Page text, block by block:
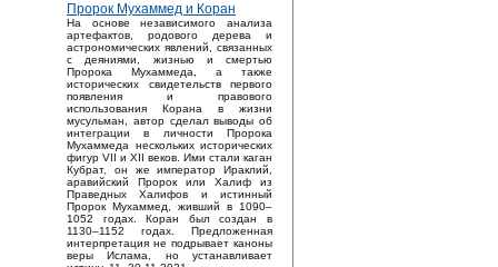
Пророк Мухаммед и Коран
На основе независимого анализа
артефактов, родового дерева и
астрономических явлений, связанных
с деяниями, жизнью и смертью
Пророка Мухаммеда, а также
исторических свидетельств первого
появления и правового
использования Корана в жизни
мусульман, автор сделал выводы об
интеграции в личности Пророка
Мухаммеда нескольких исторических
фигур VII и XII веков. Ими стали каган
Кубрат, он же император Ираклий,
аравийский Пророк или Халиф из
Праведных Халифов и истинный
Пророк Мухаммед, живший в 1090–
1052 годах. Коран был создан в
1130–1152 годах. Предложенная
интерпретация не подрывает каноны
веры Ислама, но устанавливает